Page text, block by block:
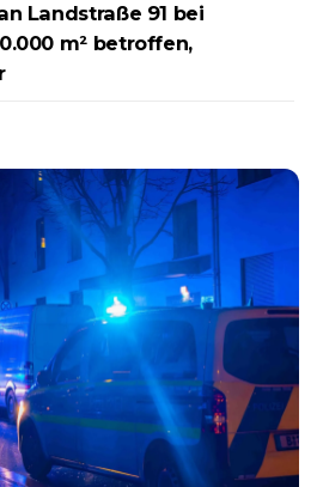
Landstraße 91 bei
m² betroffen,